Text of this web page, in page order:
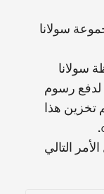
سولانا
سولانا
لدفع رسوم
تخزين هذا
.
التالي